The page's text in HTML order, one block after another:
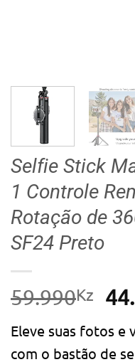
Selfie Stick
1 Controle
Rotação de
SF24 Preto
59.990Kz
O
Eleve suas fotos e
com o bastão de